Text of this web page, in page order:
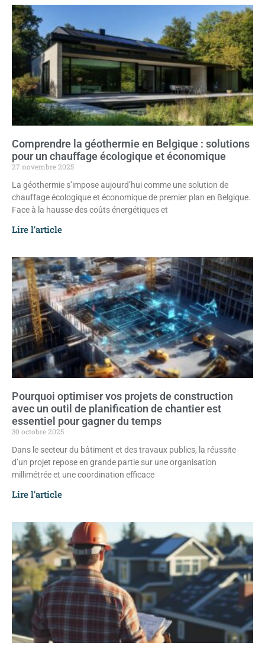
Comprendre la géothermie en Belgique : solutions
pour un chauffage écologique et économique
27 novembre 2025
La géothermie s’impose aujourd’hui comme une solution de
chauffage écologique et économique de premier plan en Belgique.
Face à la hausse des coûts énergétiques et
Lire l'article
Pourquoi optimiser vos projets de construction
avec un outil de planification de chantier est
essentiel pour gagner du temps
30 octobre 2025
Dans le secteur du bâtiment et des travaux publics, la réussite
d’un projet repose en grande partie sur une organisation
millimétrée et une coordination efficace
Lire l'article